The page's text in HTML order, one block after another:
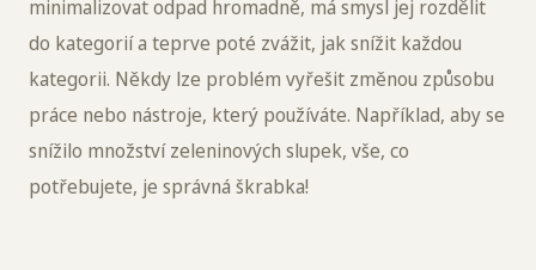
minimalizovat odpad hromadně, má smysl jej rozdělit
do kategorií a teprve poté zvážit, jak snížit každou
kategorii. Někdy lze problém vyřešit změnou způsobu
práce nebo nástroje, který používáte. Například, aby se
snížilo množství zeleninových slupek, vše, co
potřebujete, je správná škrabka!